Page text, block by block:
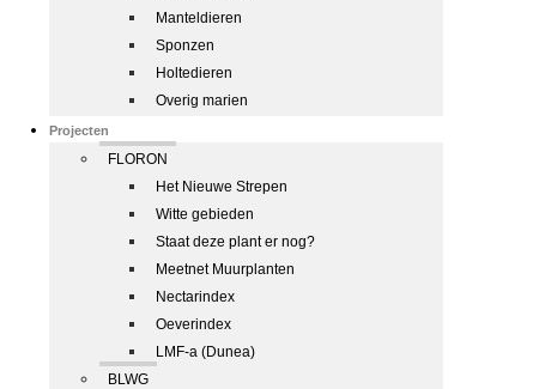
Manteldieren
Sponzen
Holtedieren
Overig marien
Projecten
FLORON
Het Nieuwe Strepen
Witte gebieden
Staat deze plant er nog?
Meetnet Muurplanten
Nectarindex
Oeverindex
LMF-a (Dunea)
BLWG